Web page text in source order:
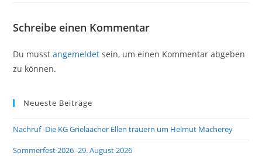
Schreibe einen Kommentar
Du musstangemeldet sein, um einen Kommentar abgeben
zu können.
Neueste Beiträge
Nachruf -Die KG Grieläächer Ellen trauern um Helmut Macherey
Sommerfest 2026 -29. August 2026